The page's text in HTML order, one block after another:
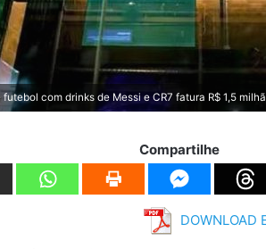
com drinks de Messi e CR7 fatura R$ 1,5
Compartilhe
DOWNLOAD